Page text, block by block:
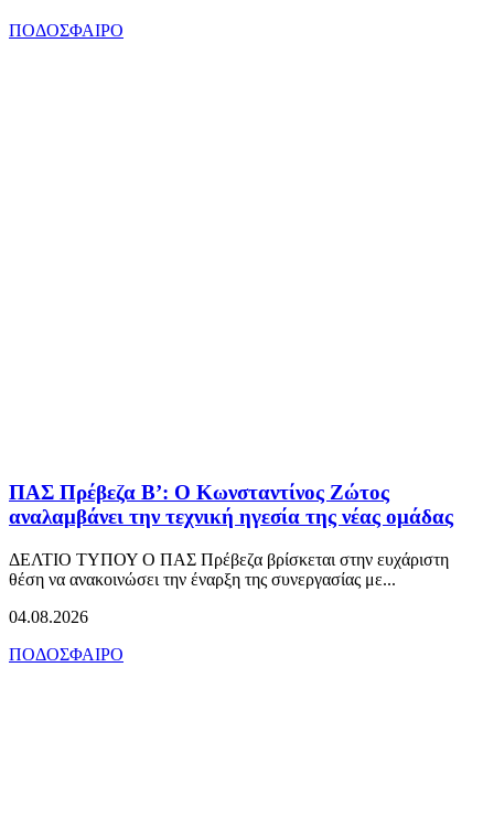
ΠΟΔΟΣΦΑΙΡΟ
ΠΑΣ Πρέβεζα Β’: Ο Κωνσταντίνος Ζώτος
αναλαμβάνει την τεχνική ηγεσία της νέας ομάδας
ΔΕΛΤΙΟ ΤΥΠΟΥ Ο ΠΑΣ Πρέβεζα βρίσκεται στην ευχάριστη
θέση να ανακοινώσει την έναρξη της συνεργασίας με...
04.08.2026
ΠΟΔΟΣΦΑΙΡΟ